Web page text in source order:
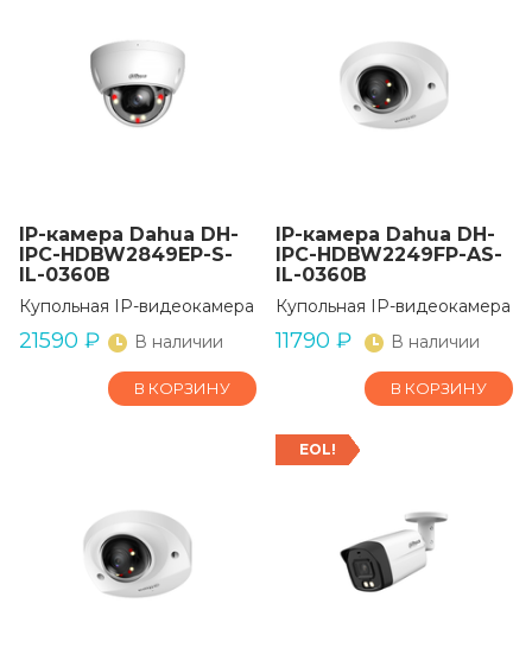
IP-камера Dahua DH-
IPC-HDBW2849EP-S-
IL-0360B
Купольная IP-видеокамера
21590 ₽ В наличии
В КОРЗИНУ
IP-камера Dahua DH-
IPC-HDBW2249FP-AS-
IL-0360B
Купольная IP-видеокамера
11790 ₽ В наличии
В КОРЗИНУ
EOL!